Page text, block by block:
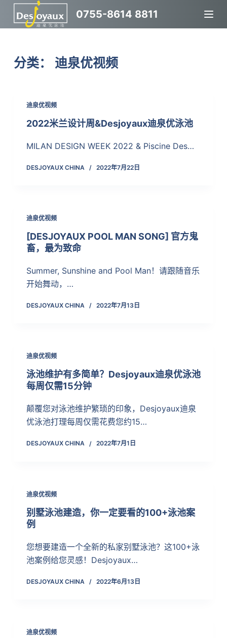
跳
过
容
0755-8614 8811
分类： 迪泉优视频
迪泉优视频
2022米兰设计周&Desjoyaux迪泉优泳池
MILAN DESIGN WEEK 2022 & Piscine Des…
DESJOYAUX CHINA 2022年7月22日
迪泉优视频
[DESJOYAUX POOL MAN SONG] 官方鬼
畜，最为致命
Summer, Sunshine and Pool Man！请跟随音乐
开始舞动，…
DESJOYAUX CHINA 2022年7月13日
迪泉优视频
泳池维护有多简单？Desjoyaux迪泉优泳池
每周仅需15分钟
颠覆您对泳池维护繁琐的印象，Desjoyaux迪泉
优泳池打理每周仅需花费您约15…
DESJOYAUX CHINA 2022年7月1日
迪泉优视频
别墅泳池建造，你一定要看的100+泳池案
例
您想要建造一个全新的私家别墅泳池？这100+泳
池案例给您灵感！Desjoyaux…
DESJOYAUX CHINA 2022年6月13日
迪泉优视频